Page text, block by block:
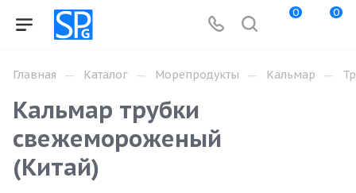
0 0
Главная — Каталог — Морепродукты — Кальмар —
Кальмар трубки
свежемороженый
(Китай)